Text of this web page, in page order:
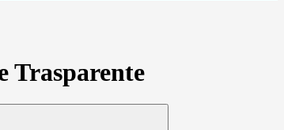
Trasparente